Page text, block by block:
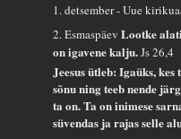
1. detsember - Uue
2. EsmaspäevLootke
on igavene kalju.Js 26,4
Jeesus ütleb: Igaüks,
sõnu ning teeb nende
ta on. Ta on inimese
süvendas ja rajas selle